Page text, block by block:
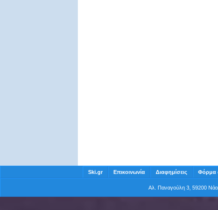
Ski.gr Επικοινωνία Διαφημίσεις Φόρμα
Αλ. Παναγούλη 3, 59200